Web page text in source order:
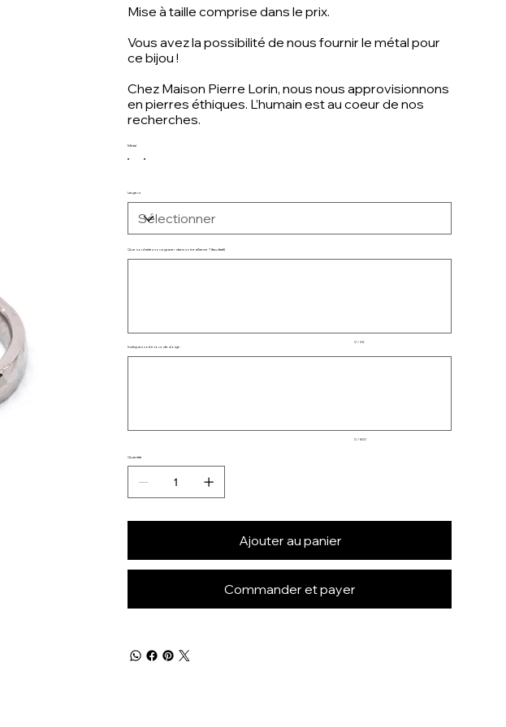
Mise à taille comprise dans le prix.
Vous avez la possibilité de nous fournir le métal pour
ce bijou !
Chez Maison Pierre Lorin, nous nous approvisionnons
en pierres éthiques. L’humain est au coeur de nos
recherches.
Métal
Largeur
Que souhaitez vous graver dans votre alliance ? (facultatif)
0 / 35
Indiquez votre tour de doigt :
0 / 500
Quantité
Ajouter au panier
Commander et payer